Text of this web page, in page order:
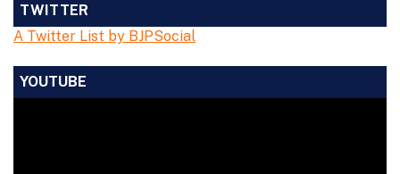
TWITTER
A Twitter List by BJPSocial
YOUTUBE